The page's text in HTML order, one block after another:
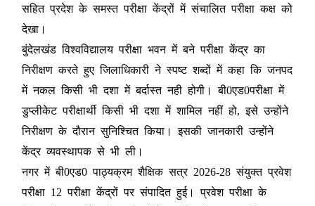
सहित प्रदेश के समस्त परीक्षा केंद्रों में संचालित परीक्षा कक्ष को
देखा।
बुंदेलखंड विश्वविद्यालय परीक्षा भवन में बने परीक्षा केंद्र का
निरीक्षण करते हुए जिलाधिकारी ने स्पष्ट शब्दों में कहा कि जनपद
में नकल किसी भी दशा में बर्दास्त नही होगी। बी0एड0परीक्षा में
डुप्लीकेट परीक्षार्थी किसी भी दशा में शामिल नहीं हो, इसे उन्होंने
निरीक्षण के दौरान सुनिश्चित किया। इसकी जानकारी उन्होंने
केंद्र व्यवस्थापक से भी ली।
नगर में बी0एड0 पाठ्यक्रम शैक्षिक सत्र 2026-28 संयुक्त प्रवेश
परीक्षा 12 परीक्षा केंद्रों पर संपादित हुई। प्रवेश परीक्षा के